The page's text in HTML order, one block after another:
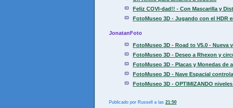
Feliz COVI-dad!! - Con Mascarilla y
FotoMuseo 3D - Jugando con el HDR
JonatanFoto
FotoMuseo 3D - Road to V5.0 - Nueva
FotoMuseo 3D - Deseo a Rhexon y
FotoMuseo 3D - Placas y Monedas de
FotoMuseo 3D - Nave Espacial
FotoMuseo 3D - OPTIMIZANDO
Publicado por Russell a las 21:50